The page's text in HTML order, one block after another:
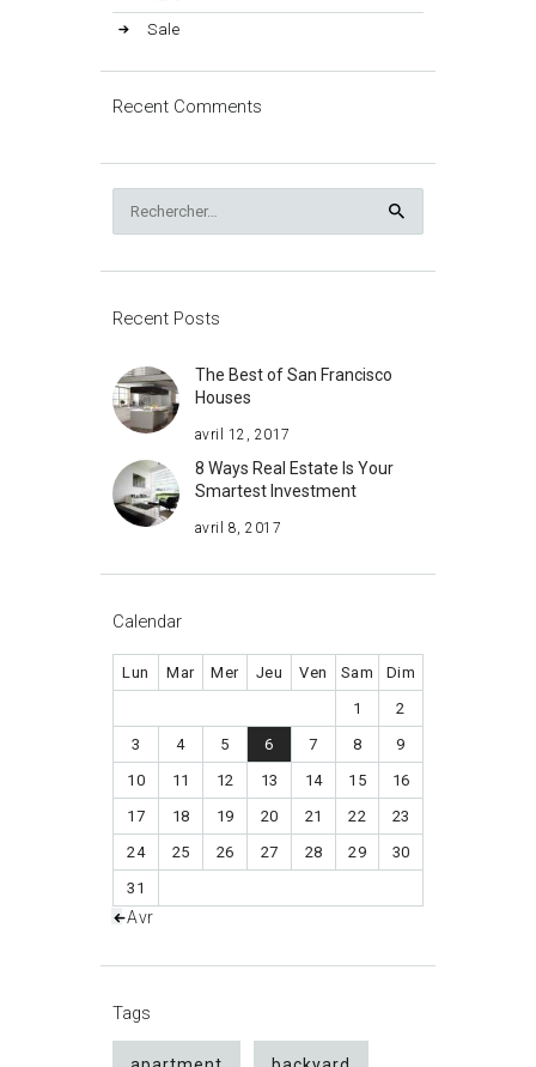
Sale
Recent Comments
Recent Posts
The Best of San Francisco
Houses
avril 12, 2017
8 Ways Real Estate Is Your
Smartest Investment
avril 8, 2017
Calendar
Lun Mar Mer Jeu Ven Sam
Dim
1
2
3
4 5 6 7 8
9
10
11 12 13 14 15
16
17
18 19 20 21 22
23
24
25 26 27 28 29
30
31
« Avr
Tags